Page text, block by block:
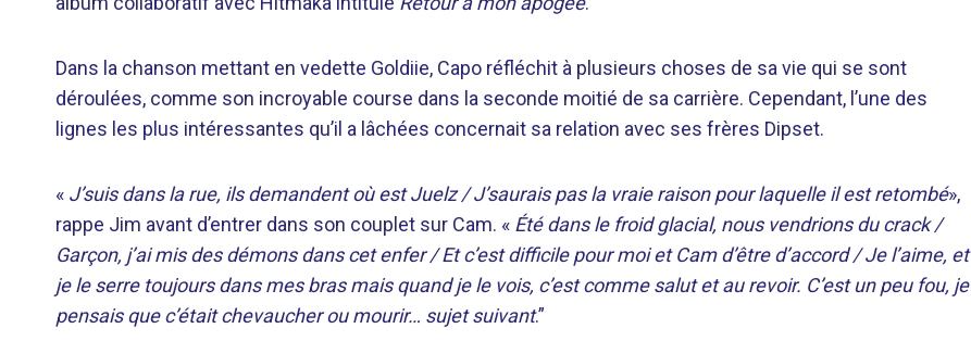
Dans la chanson mettant en vedette Goldiie, Capo réfléchit à plusieurs choses de sa vie qui se sont
déroulées, comme son incroyable course dans la seconde moitié de sa carrière. Cependant, l’une des
lignes les plus intéressantes qu’il a lâchées concernait sa relation avec ses frères Dipset.
« J’suis dans la rue, ils demandent où est Juelz / J’saurais pas la vraie raison pour laquelle il est retombé»,
rappe Jim avant d’entrer dans son couplet sur Cam. « Été dans le froid glacial, nous vendrions du crack /
Garçon, j’ai mis des démons dans cet enfer / Et c’est difficile pour moi et Cam d’être d’accord / Je l’aime, et
je le serre toujours dans mes bras mais quand je le vois, c’est comme salut et au revoir. C’est un peu fou, je
pensais que c’était chevaucher ou mourir… sujet suivant.”